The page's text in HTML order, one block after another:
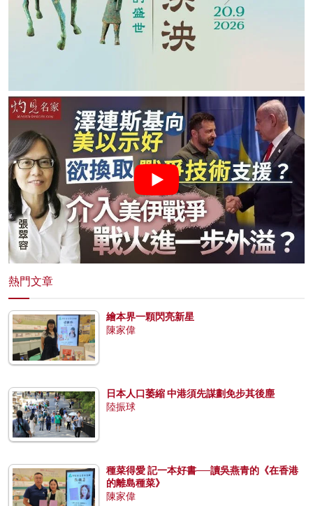
熱門文章
繪本界一顆閃亮新星
陳家偉
日本人口萎縮 中港須先謀劃免步其後塵
陸振球
種菜得愛 記一本好書──讀吳燕青的《在香港
的離島種菜》
陳家偉